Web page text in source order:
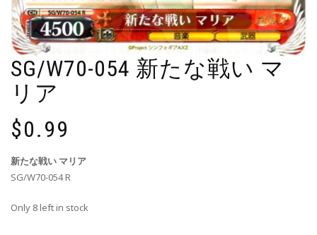
SG/W70-054 新たな戦い マ
リア
$0.99
新たな戦い マリア
SG/W70-054 R
Only 8 left in stock